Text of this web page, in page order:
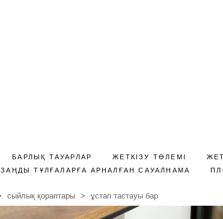
БАРЛЫҚ ТАУАРЛАР ЖЕТКІЗУ ТӨЛЕМІ
ЗАҢДЫ ТҰЛҒАЛАРҒА АРНАЛҒАН САУАЛНАМА
сыйлық қораптары ұстап тастауы бар